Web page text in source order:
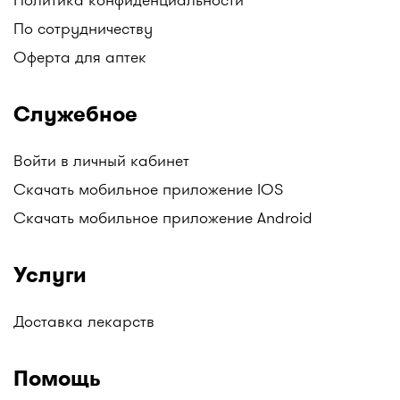
АНЦ (Аптеки Низких Цен), Гиппократ, и другие.
Следите за обновлениями!
Все аптеки Казахстана с ценами на лекарства в
По сотрудничеству
Оферта для аптек
Служебное
Войти в личный кабинет
Скачать мобильное приложение IOS
Скачать мобильное приложение Android
Услуги
Доставка лекарств
Помощь